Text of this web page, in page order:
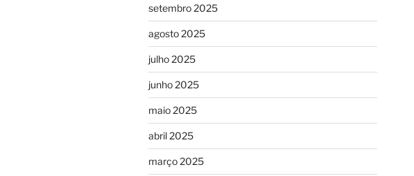
setembro 2025
agosto 2025
julho 2025
junho 2025
maio 2025
abril 2025
março 2025